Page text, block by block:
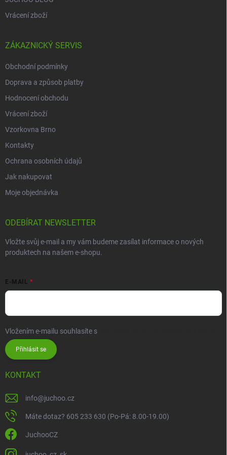
Vrácení zboží
ZÁKAZNICKÝ SERVIS
Obchodní podmínky
Doprava a způsob platby
Hodnocení obchodu
Vrácení zboží
Vzorkovna Brno
Kontakty
Ochrana osobních údajů
Jak nakupovat
Moje objednávka
ODEBÍRAT NEWSLETTER
Vložte svůj e-mail a my vám budeme zasílat informace o nových
produktech na našem e-shopu.
E-MAIL
Vložením e-mailu souhlasíte s
Přihlásit se
KONTAKT
info@juchoo.cz
Máte dotaz? 605 233 630 (Po-Pá: 8.00-19.00)
JuchooCZ